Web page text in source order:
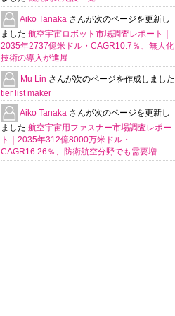
Aiko Tanaka さんが次のページを更新し
ました 航空宇宙ロボット市場調査レポート｜
2035年2737億米ドル・CAGR10.7％、無人化
技術の導入が進展
Mu Lin さんが次のページを作成しました
tier list maker
Aiko Tanaka さんが次のページを更新し
ました 航空宇宙用ファスナー市場調査レポー
ト｜2035年312億8000万米ドル・
CAGR16.26％、防衛航空分野でも需要増